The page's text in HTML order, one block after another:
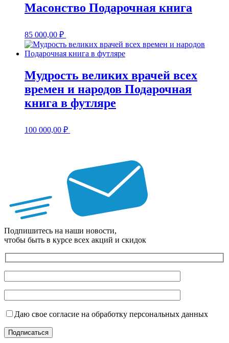
Масонство Подарочная книга
85 000,00 ₽
Мудрость великих врачей всех
времен и народов Подарочная
книга в футляре
100 000,00 ₽
Подпишитесь на наши новости,
чтобы быть в курсе всех акций и скидок
Даю свое согласие на обработку персональных данных